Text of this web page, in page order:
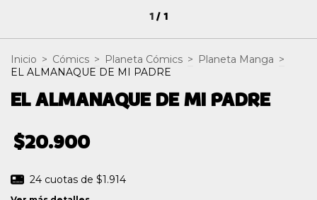
1/1
Inicio > Cómics > Planeta Cómics > Planeta Manga >
EL ALMANAQUE DE MI PADRE
EL ALMANAQUE DE MI PADRE
$20.900
24 cuotas de $1.914